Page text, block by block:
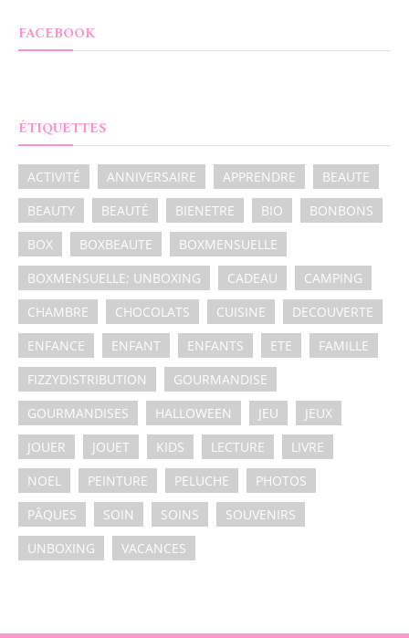
FACEBOOK
ÉTIQUETTES
ACTIVITÉ ANNIVERSAIRE APPRENDRE
BEAUTE
BEAUTY
BEAUTÉ BIENETRE BIO
BONBONS
BOX
BOXBEAUTE
BOXMENSUELLE
BOXMENSUELLE; UNBOXING
CADEAU
CAMPING
CHAMBRE
CHOCOLATS CUISINE
DECOUVERTE
ENFANCE
ENFANT ENFANTS ETE
FAMILLE
FIZZYDISTRIBUTION
GOURMANDISE
GOURMANDISES
HALLOWEEN JEU
JEUX
JOUER
JOUET KIDS LECTURE
LIVRE
NOEL
PEINTURE PELUCHE
PHOTOS
PÂQUES
SOIN SOINS
SOUVENIRS
UNBOXING
VACANCES